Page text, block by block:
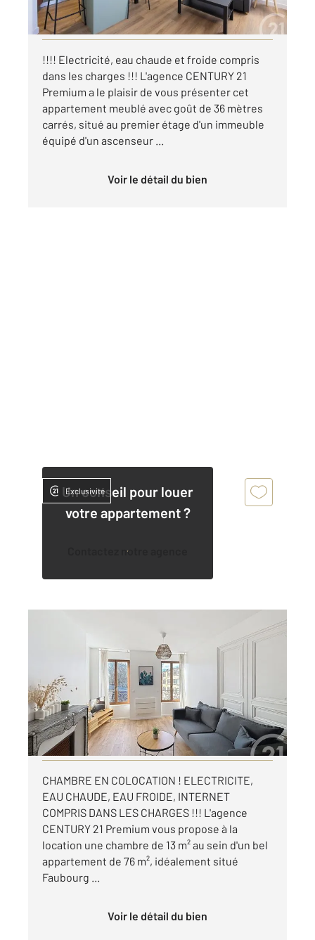
Visiter le site dédié
!!!! Electricité, eau chaude et froide compris
dans les charges !!! L'agence CENTURY 21
Premium a le plaisir de vous présenter cet
appartement meublé avec goût de 36 mètres
carrés, situé au premier étage d'un immeuble
équipé d'un ascenseur ...
Voir le détail du bien
Un conseil pour louer
votre appartement ?
Contactez notre agence
Exclusivité
Appartement Chambre à louer
350 €
par mois charges comprises
Visiter le site dédié
CHAMBRE EN COLOCATION ! ELECTRICITE,
EAU CHAUDE, EAU FROIDE, INTERNET
COMPRIS DANS LES CHARGES !!! L'agence
CENTURY 21 Premium vous propose à la
location une chambre de 13 m² au sein d'un bel
appartement de 76 m², idéalement situé
Faubourg ...
Voir le détail du bien